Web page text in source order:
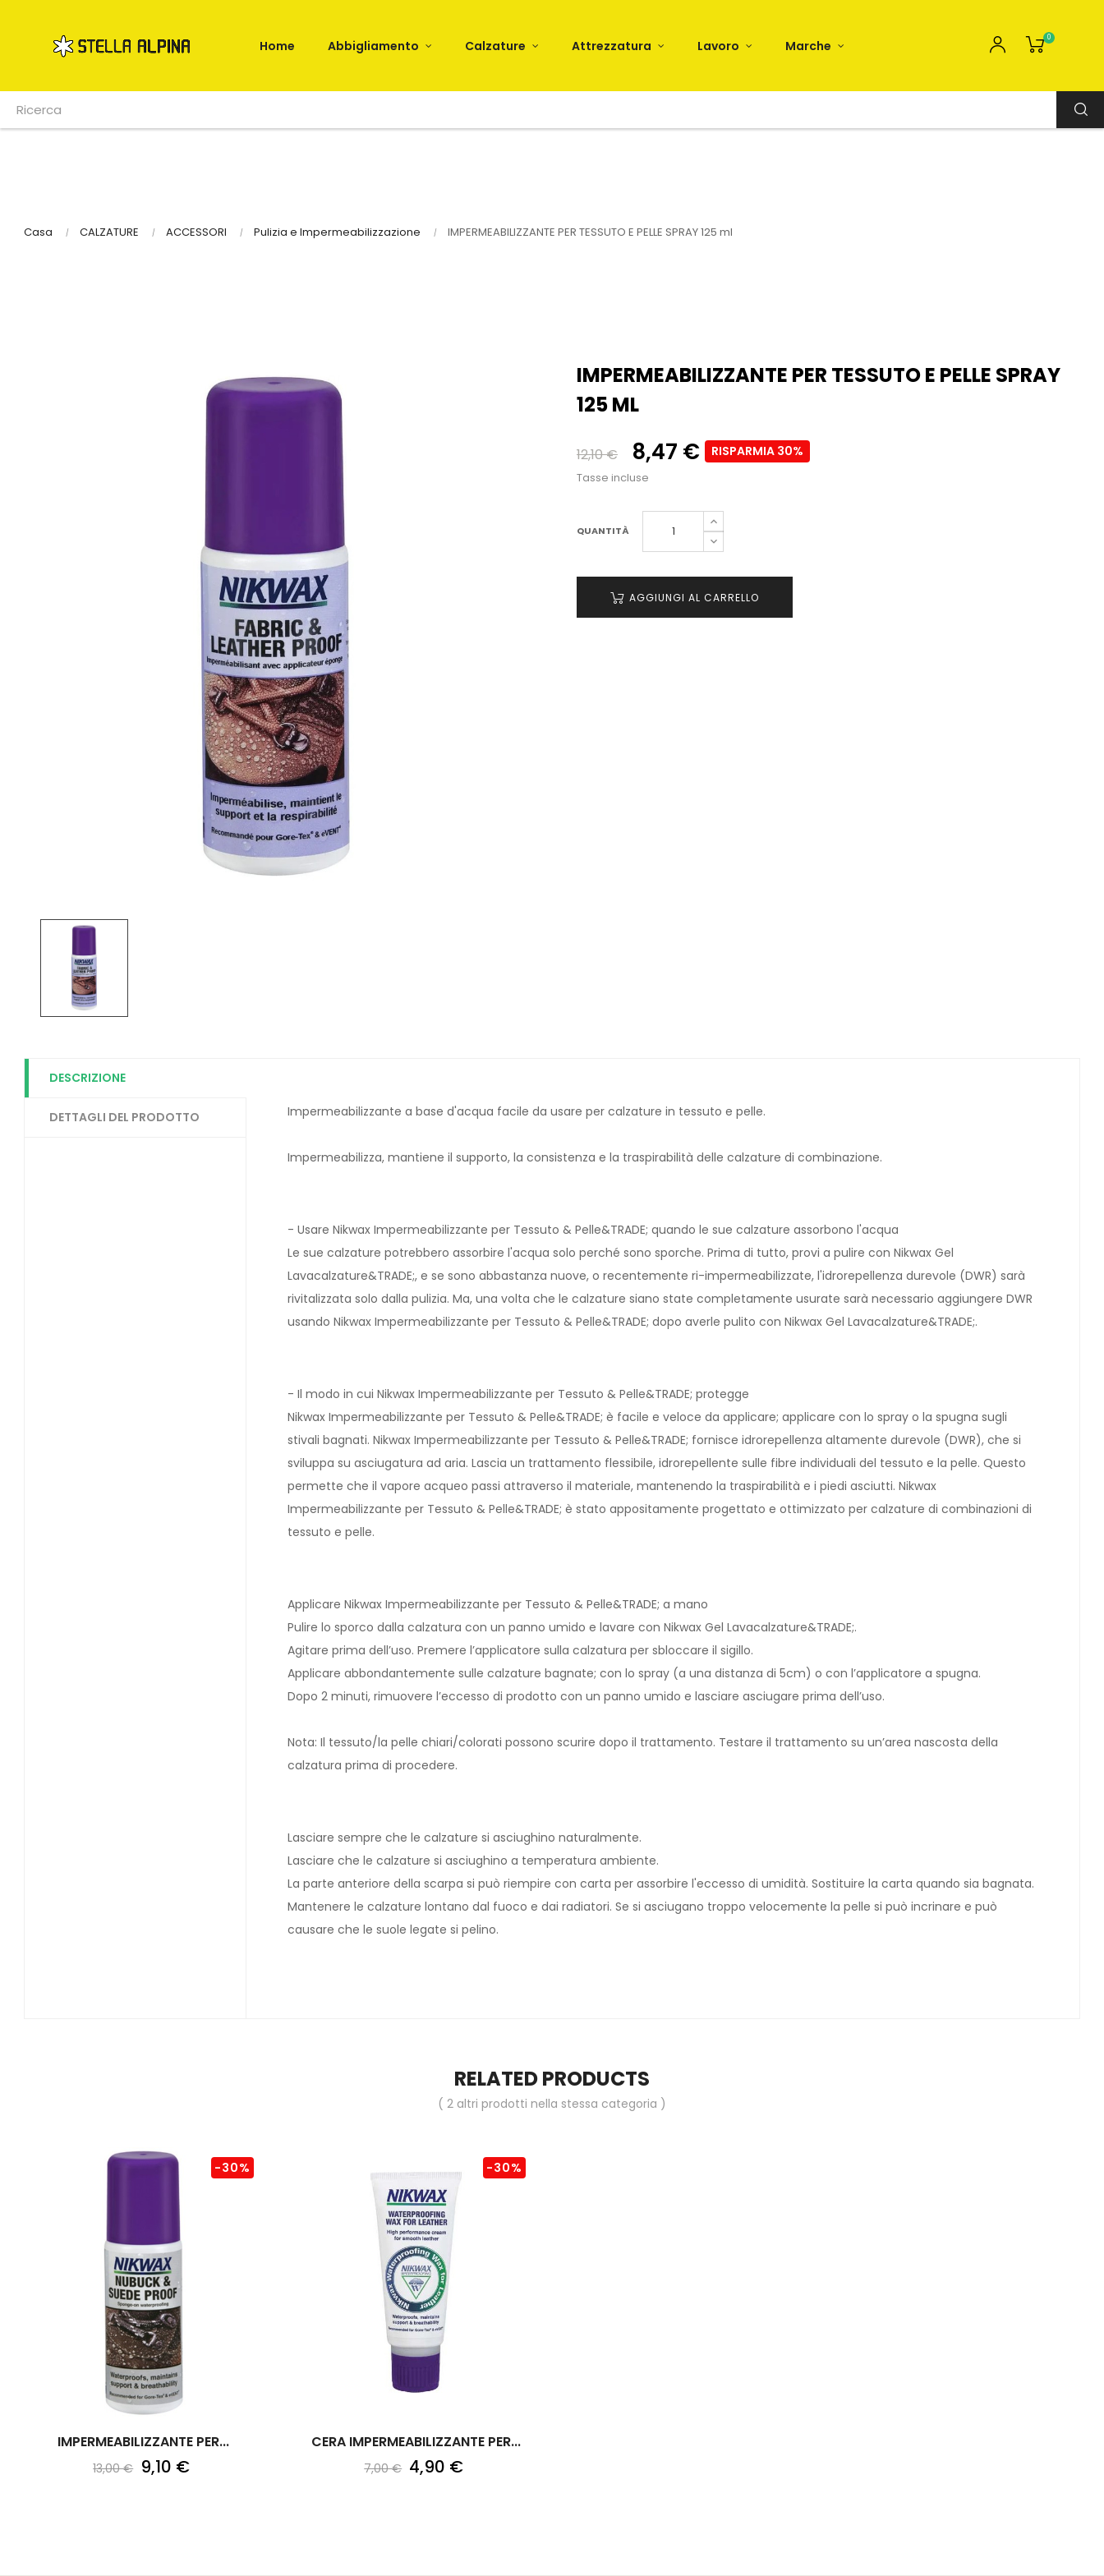
Home Abbigliamento Calzature Attrezzatura Lavoro Marche
0
Casa CALZATURE ACCESSORI Pulizia e Impermeabilizzazione IMPERMEABILIZZANTE PER TESSUTO E PELLE SPRAY 125 ml
IMPERMEABILIZZANTE PER TESSUTO E PELLE SPRAY
125 ML
12,10 € 8,47 € RISPARMIA 30%
Tasse incluse
QUANTITÀ
AGGIUNGI AL CARRELLO
DESCRIZIONE
DETTAGLI DEL PRODOTTO Impermeabilizzante a base d'acqua facile da usare per calzature in tessuto e pelle.
Impermeabilizza, mantiene il supporto, la consistenza e la traspirabilità delle calzature di combinazione.
- Usare Nikwax Impermeabilizzante per Tessuto & Pelle&TRADE; quando le sue calzature assorbono l'acqua
Le sue calzature potrebbero assorbire l'acqua solo perché sono sporche. Prima di tutto, provi a pulire con Nikwax Gel
Lavacalzature&TRADE;, e se sono abbastanza nuove, o recentemente ri-impermeabilizzate, l'idrorepellenza durevole (DWR) sarà
rivitalizzata solo dalla pulizia. Ma, una volta che le calzature siano state completamente usurate sarà necessario aggiungere DWR
usando Nikwax Impermeabilizzante per Tessuto & Pelle&TRADE; dopo averle pulito con Nikwax Gel Lavacalzature&TRADE;.
- Il modo in cui Nikwax Impermeabilizzante per Tessuto & Pelle&TRADE; protegge
Nikwax Impermeabilizzante per Tessuto & Pelle&TRADE; è facile e veloce da applicare; applicare con lo spray o la spugna sugli
stivali bagnati. Nikwax Impermeabilizzante per Tessuto & Pelle&TRADE; fornisce idrorepellenza altamente durevole (DWR), che si
sviluppa su asciugatura ad aria. Lascia un trattamento flessibile, idrorepellente sulle fibre individuali del tessuto e la pelle. Questo
permette che il vapore acqueo passi attraverso il materiale, mantenendo la traspirabilità e i piedi asciutti. Nikwax
Impermeabilizzante per Tessuto & Pelle&TRADE; è stato appositamente progettato e ottimizzato per calzature di combinazioni di
tessuto e pelle.
Applicare Nikwax Impermeabilizzante per Tessuto & Pelle&TRADE; a mano
Pulire lo sporco dalla calzatura con un panno umido e lavare con Nikwax Gel Lavacalzature&TRADE;.
Agitare prima dell’uso. Premere l’applicatore sulla calzatura per sbloccare il sigillo.
Applicare abbondantemente sulle calzature bagnate; con lo spray (a una distanza di 5cm) o con l’applicatore a spugna.
Dopo 2 minuti, rimuovere l’eccesso di prodotto con un panno umido e lasciare asciugare prima dell’uso.
Nota: Il tessuto/la pelle chiari/colorati possono scurire dopo il trattamento. Testare il trattamento su un’area nascosta della
calzatura prima di procedere.
Lasciare sempre che le calzature si asciughino naturalmente.
Lasciare che le calzature si asciughino a temperatura ambiente.
La parte anteriore della scarpa si può riempire con carta per assorbire l'eccesso di umidità. Sostituire la carta quando sia bagnata.
Mantenere le calzature lontano dal fuoco e dai radiatori. Se si asciugano troppo velocemente la pelle si può incrinare e può
causare che le suole legate si pelino.
RELATED PRODUCTS
( 2 altri prodotti nella stessa categoria )
IMPERMEABILIZZANTE PER...
13,00 €
-30%
9,10 €
CERA IMPERMEABILIZZANTE PER...
7,00 €
-30%
4,90 €